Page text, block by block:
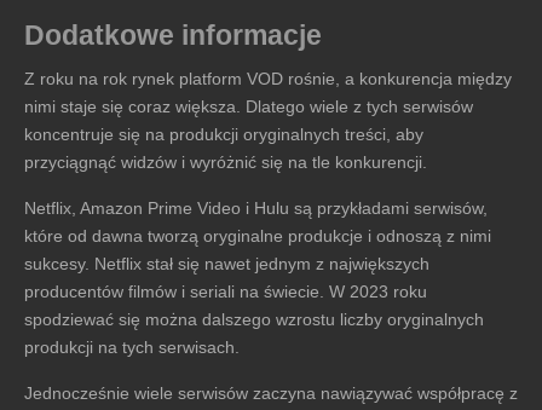
Dodatkowe informacje
Z roku na rok rynek platform VOD rośnie, a konkurencja między
nimi staje się coraz większa. Dlatego wiele z tych serwisów
koncentruje się na produkcji oryginalnych treści, aby
przyciągnąć widzów i wyróżnić się na tle konkurencji.
Netflix, Amazon Prime Video i Hulu są przykładami serwisów,
które od dawna tworzą oryginalne produkcje i odnoszą z nimi
sukcesy. Netflix stał się nawet jednym z największych
producentów filmów i seriali na świecie. W 2023 roku
spodziewać się można dalszego wzrostu liczby oryginalnych
produkcji na tych serwisach.
Jednocześnie wiele serwisów zaczyna nawiązywać współpracę z